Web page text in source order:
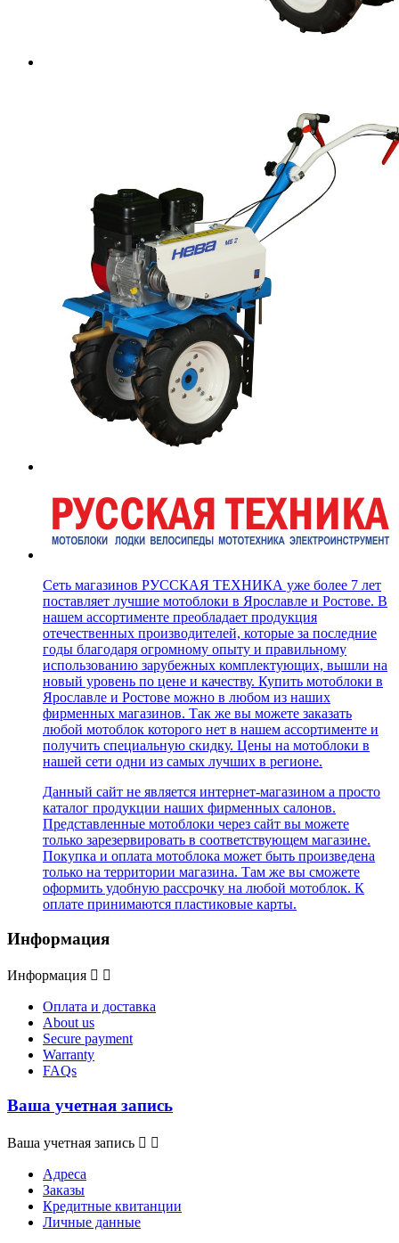
Сеть магазинов РУССКАЯ ТЕХНИКА уже более 7 лет
поставляет лучшие мотоблоки в Ярославле и Ростове. В
нашем ассортименте преобладает продукция
отечественных производителей, которые за последние
годы благодаря огромному опыту и правильному
использованию зарубежных комплектующих, вышли на
новый уровень по цене и качеству. Купить мотоблоки в
Ярославле и Ростове можно в любом из наших
фирменных магазинов. Так же вы можете заказать
любой мотоблок которого нет в нашем ассортименте и
получить специальную скидку. Цены на мотоблоки в
нашей сети одни из самых лучших в регионе.
Данный сайт не является интернет-магазином а просто
каталог продукции наших фирменных салонов.
Представленные мотоблоки через сайт вы можете
только зарезервировать в соответствующем магазине.
Покупка и оплата мотоблока может быть произведена
только на территории магазина. Там же вы сможете
оформить удобную рассрочку на любой мотоблок. К
оплате принимаются пластиковые карты.
Информация
Информация  
Оплата и доставка
About us
Secure payment
Warranty
FAQs
Ваша учетная запись
Ваша учетная запись  
Адреса
Заказы
Кредитные квитанции
Личные данные